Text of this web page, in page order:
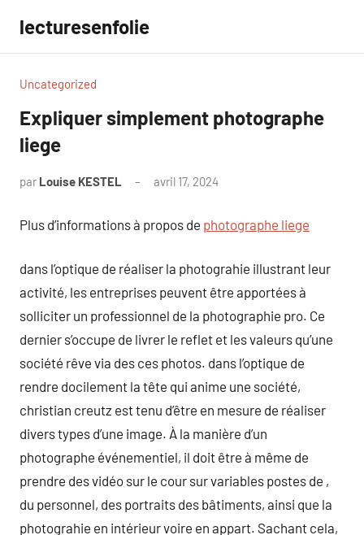
contenu
lecturesenfolie
Uncategorized
Expliquer simplement photographe
liege
par Louise KESTEL avril 17, 2024
Plus d’informations à propos de photographe liege
dans l’optique de réaliser la photograhie illustrant leur
activité, les entreprises peuvent être apportées à
solliciter un professionnel de la photographie pro. Ce
dernier s’occupe de livrer le reflet et les valeurs qu’une
société rêve via des ces photos. dans l’optique de
rendre docilement la tête qui anime une société,
christian creutz est tenu d’être en mesure de réaliser
divers types d’une image. À la manière d’un
photographe événementiel, il doit être à même de
prendre des vidéo sur le cour sur variables postes de ,
du personnel, des portraits des bâtiments, ainsi que la
photograhie en intérieur voire en appart. Sachant cela,